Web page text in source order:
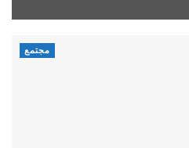
مجتمع